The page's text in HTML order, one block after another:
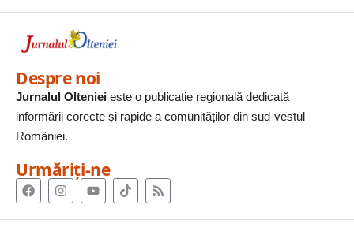
Despre noi
Jurnalul Olteniei este o publicație regională dedicată
informării corecte și rapide a comunităților din sud-vestul
României.
Urmăriți-ne